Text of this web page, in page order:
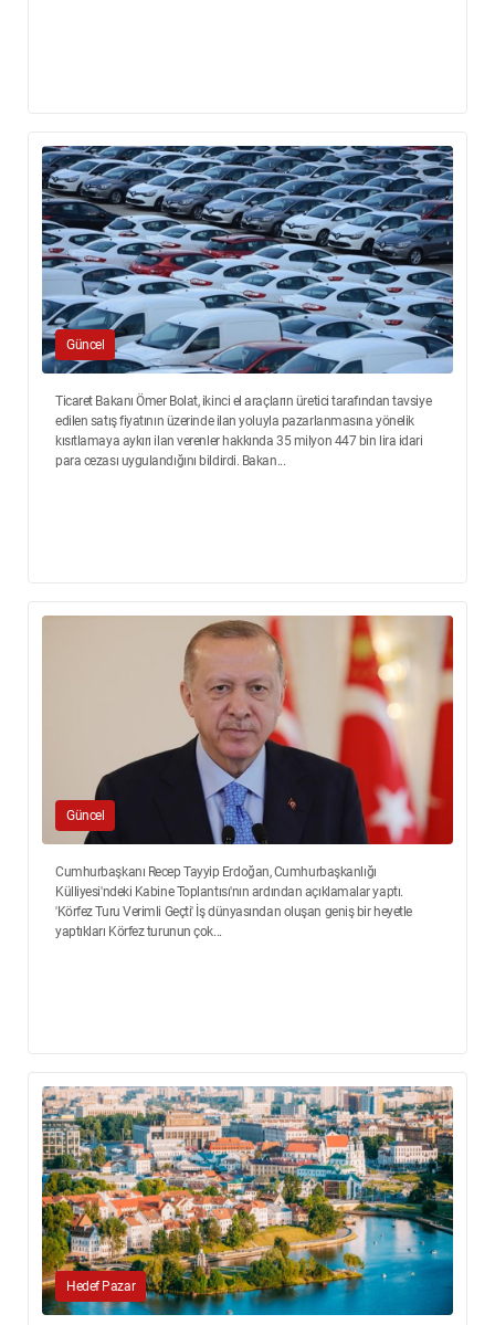
Güncel
Ticaret Bakanı Ömer Bolat, ikinci el araçların üretici tarafından tavsiye
edilen satış fiyatının üzerinde ilan yoluyla pazarlanmasına yönelik
kısıtlamaya aykırı ilan verenler hakkında 35 milyon 447 bin lira idari
para cezası uygulandığını bildirdi. Bakan...
Güncel
Cumhurbaşkanı Recep Tayyip Erdoğan, Cumhurbaşkanlığı
Külliyesi'ndeki Kabine Toplantısı'nın ardından açıklamalar yaptı.
'Körfez Turu Verimli Geçti' İş dünyasından oluşan geniş bir heyetle
yaptıkları Körfez turunun çok...
Hedef Pazar